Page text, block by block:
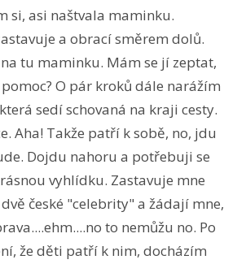
si, asi naštvala maminku.
a obrací směrem dolů.
tu maminku. Mám se jí zeptat,
O pár kroků dále narážím
sedí schovaná na kraji cesty.
Aha! Takže patří k sobě, no, jdu
Dojdu nahoru a potřebuji se
vyhlídku. Zastavuje mne
české "celebrity" a žádají mne,
to nemůžu no. Po
že děti patří k nim, docházím